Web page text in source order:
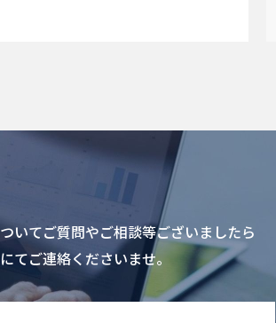
いてご質問やご相談等ございましたら
てご連絡くださいませ。